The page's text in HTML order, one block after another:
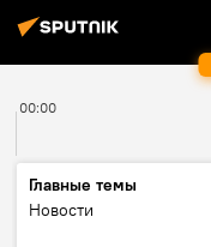
00:00
Главные темы
Новости